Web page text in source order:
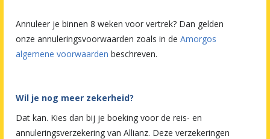
Annuleer je binnen 8 weken voor vertrek? Dan gelden
onze annuleringsvoorwaarden zoals in de Amorgos
algemene voorwaarden beschreven.
Wil je nog meer zekerheid?
Dat kan. Kies dan bij je boeking voor de reis- en
annuleringsverzekering van Allianz. Deze verzekeringen